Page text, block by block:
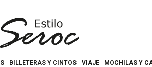
BILLETERAS Y CINTOS VIAJE MOCHILAS Y